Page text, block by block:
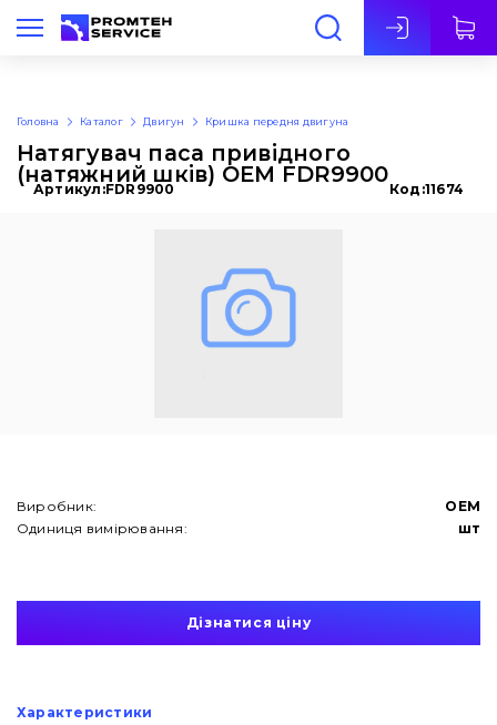
Укр
Про нас
Головна Каталог Двигун Кришка передня двигуна
Натягувач паса привідного
(натяжний шків) OEM FDR9900
Артикул:FDR9900 Код:11674
Виробник:
OEM
Одиниця вимірювання:
шт
Дізнатися ціну
Характеристики